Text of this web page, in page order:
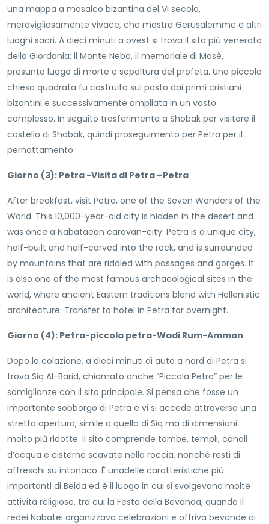
una mappa a mosaico bizantina del VI secolo,
meravigliosamente vivace, che mostra Gerusalemme e altri
luoghi sacri. A dieci minuti a ovest si trova il sito più venerato
della Giordania: il Monte Nebo, il memoriale di Mosè,
presunto luogo di morte e sepoltura del profeta. Una piccola
chiesa quadrata fu costruita sul posto dai primi cristiani
bizantini e successivamente ampliata in un vasto
complesso. In seguito trasferimento a Shobak per visitare il
castello di Shobak, quindi proseguimento per Petra per il
pernottamento.
Giorno (3): Petra -Visita di Petra –Petra
After breakfast, visit Petra, one of the Seven Wonders of the
World. This 10,000-year-old city is hidden in the desert and
was once a Nabataean caravan-city. Petra is a unique city,
half-built and half-carved into the rock, and is surrounded
by mountains that are riddled with passages and gorges. It
is also one of the most famous archaeological sites in the
world, where ancient Eastern traditions blend with Hellenistic
architecture. Transfer to hotel in Petra for overnight.
Giorno (4): Petra-piccola petra-Wadi Rum-Amman
Dopo la colazione, a dieci minuti di auto a nord di Petra si
trova Siq Al-Barid, chiamato anche “Piccola Petra” per le
somiglianze con il sito principale. Si pensa che fosse un
importante sobborgo di Petra e vi si accede attraverso una
stretta apertura, simile a quella di Siq ma di dimensioni
molto più ridotte. Il sito comprende tombe, templi, canali
d’acqua e cisterne scavate nella roccia, nonché resti di
affreschi su intonaco. È unadelle caratteristiche più
importanti di Beida ed è il luogo in cui si svolgevano molte
attività religiose, tra cui la Festa della Bevanda, quando il
redei Nabatei organizzava celebrazioni e offriva bevande ai